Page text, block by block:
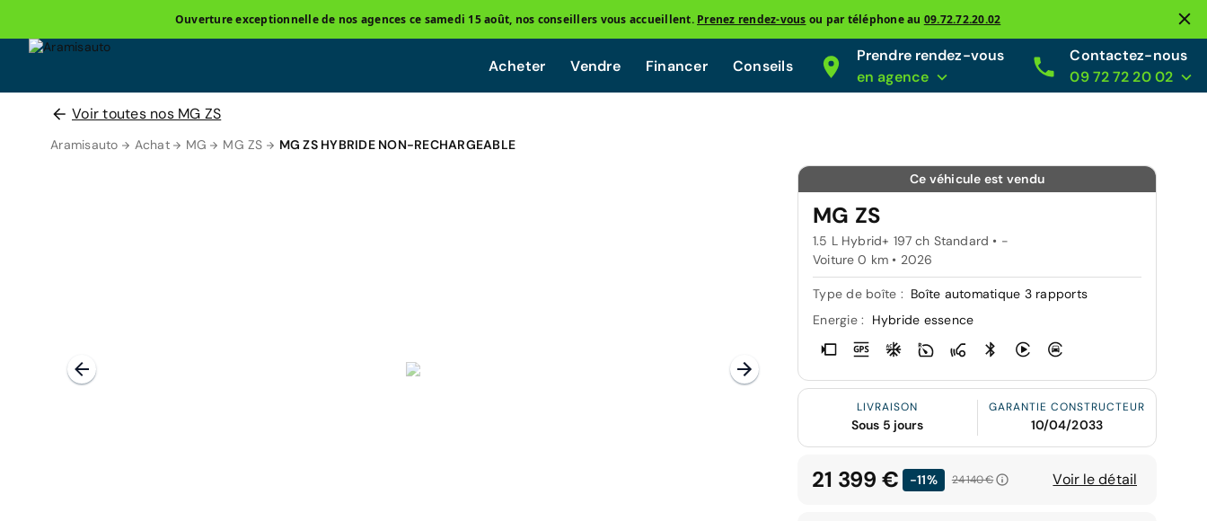
Ouverture exceptionnelle de nos agences ce samedi 15 août, nos conseillers vous accueillent. Prenez rendez-vous ou par téléphone au 09.72.72.20.02
Acheter Vendre Financer Conseils
Prendre rendez-vous
en agence
Contactez-nous
09 72 72 20 02
Voir toutes nos MG ZS
Aramisauto Achat MG MG ZS MG ZS HYBRIDE NON-RECHARGEABLE
Ce véhicule est vendu
MG ZS
1.5 L Hybrid+ 197 ch Standard • -
Voiture 0 km • 2026
Type de boîte : Boîte automatique 3 rapports
Energie :
Hybride essence
LIVRAISON
Sous 5 jours
GARANTIE CONSTRUCTEUR
10/04/2033
21 399 € -11% 24 140 € Voir le détail